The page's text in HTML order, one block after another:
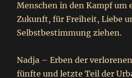
Menschen in den Kampf um
Zukunft, für Freiheit, Liebe
Selbstbestimmung ziehen.
Nadja – Erben der
fünfte und letzte Teil der